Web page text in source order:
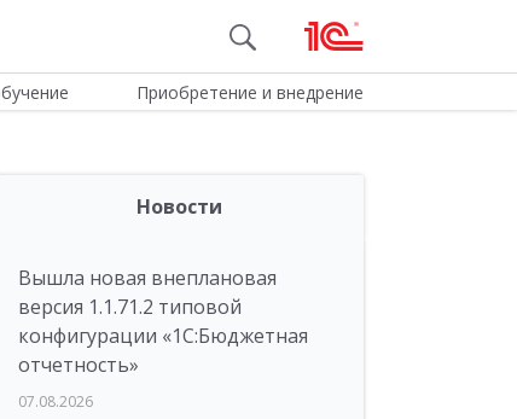
Приобретение и внедрение
Новости
Вышла новая внеплановая
версия 1.1.71.2 типовой
конфигурации «1C:Бюджетная
отчетность»
07.08.2026